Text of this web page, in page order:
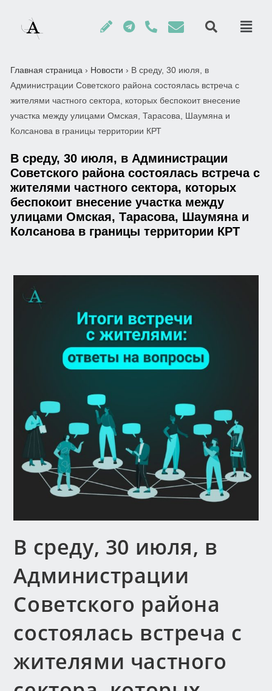
Главная страница › Новости › В среду, 30 июля, в
Администрации Советского района состоялась встреча с
жителями частного сектора, которых беспокоит внесение
участка между улицами Омская, Тарасова, Шаумяна и
Колсанова в границы территории КРТ
В среду, 30 июля, в Администрации
Советского района состоялась встреча с
жителями частного сектора, которых
беспокоит внесение участка между
улицами Омская, Тарасова, Шаумяна и
Колсанова в границы территории КРТ
В среду, 30 июля, в
Администрации
Советского района
состоялась встреча с
жителями частного